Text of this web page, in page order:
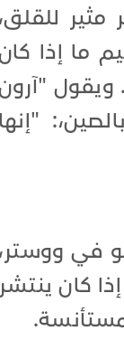
مثير
ما إذا
ويقول
"إنها
في
كان ينتشر